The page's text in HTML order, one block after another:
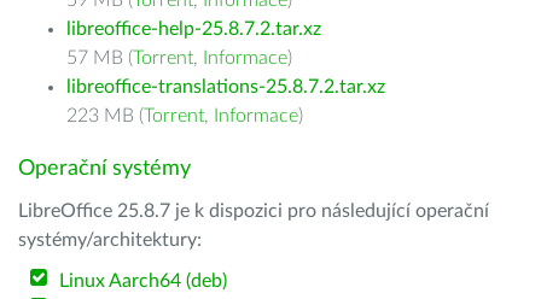
libreoffice-help-25.8.7.2.tar.xz
57 MB (Torrent, Informace)
libreoffice-translations-25.8.7.2.tar.xz
223 MB (Torrent, Informace)
Operační systémy
LibreOffice 25.8.7 je k dispozici pro následující operační
systémy/architektury:
Linux Aarch64 (deb)